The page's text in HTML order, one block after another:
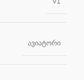
ავიატორი